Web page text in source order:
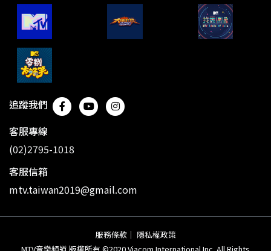
追蹤我們
客服專線
(02)2795-1018
客服信箱
mtv.taiwan2019@gmail.com
服務條款 ｜ 隱私權政策